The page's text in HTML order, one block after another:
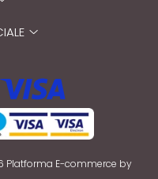
Platforma E-commerce by